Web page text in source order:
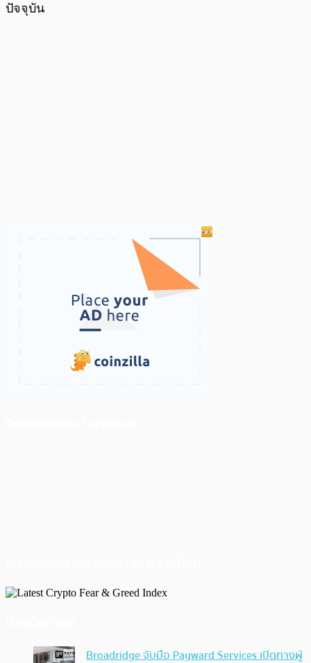
ปัจจุบัน
Broadridge จับมือ Payward Services เปิดทางผู้